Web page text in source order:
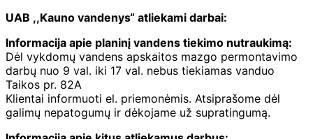
UAB ,,Kauno vandenys“ atliekami darbai:
Informacija apie planinį vandens tiekimo nutraukimą:
Dėl vykdomų vandens apskaitos mazgo permontavimo
darbų nuo 9 val. iki 17 val. nebus tiekiamas vanduo
Taikos pr. 82A
Klientai informuoti el. priemonėmis. Atsiprašome dėl
galimų nepatogumų ir dėkojame už supratingumą.